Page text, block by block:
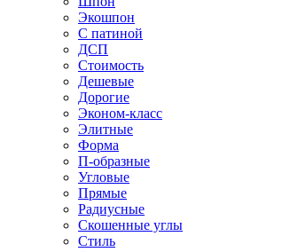
Экошпон
С патиной
ДСП
Стоимость
Дешевые
Дорогие
Эконом-класс
Элитные
Форма
П-образные
Угловые
Прямые
Радиусные
Скошенные углы
Стиль